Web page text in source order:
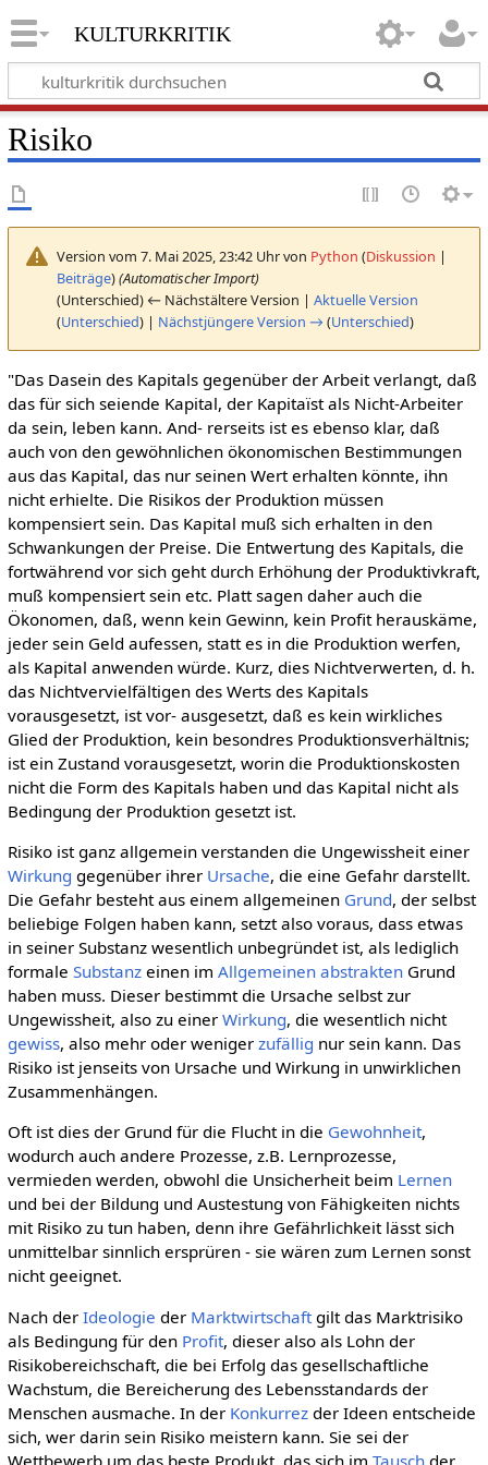
kulturkritik
Risiko
Version vom 7. Mai 2025, 23:42 Uhr von Python (Diskussion |
Beiträge)(Automatischer Import)
(Unterschied) ← Nächstältere Version | Aktuelle Version
(Unterschied) | Nächstjüngere Version → (Unterschied)
"Das Dasein des Kapitals gegenüber der Arbeit verlangt, daß
das für sich seiende Kapital, der Kapitaïst als Nicht-Arbeiter
da sein, leben kann. And- rerseits ist es ebenso klar, daß
auch von den gewöhnlichen ökonomischen Bestimmungen
aus das Kapital, das nur seinen Wert erhalten könnte, ihn
nicht erhielte. Die Risikos der Produktion müssen
kompensiert sein. Das Kapital muß sich erhalten in den
Schwankungen der Preise. Die Entwertung des Kapitals, die
fortwährend vor sich geht durch Erhöhung der Produktivkraft,
muß kompensiert sein etc. Platt sagen daher auch die
Ökonomen, daß, wenn kein Gewinn, kein Profit herauskäme,
jeder sein Geld aufessen, statt es in die Produktion werfen,
als Kapital anwenden würde. Kurz, dies Nichtverwerten, d. h.
das Nichtvervielfältigen des Werts des Kapitals
vorausgesetzt, ist vor- ausgesetzt, daß es kein wirkliches
Glied der Produktion, kein besondres Produktionsverhältnis;
ist ein Zustand vorausgesetzt, worin die Produktionskosten
nicht die Form des Kapitals haben und das Kapital nicht als
Bedingung der Produktion gesetzt ist.
Risiko ist ganz allgemein verstanden die Ungewissheit einer
Wirkung gegenüber ihrer Ursache, die eine Gefahr darstellt.
Die Gefahr besteht aus einem allgemeinen Grund, der selbst
beliebige Folgen haben kann, setzt also voraus, dass etwas
in seiner Substanz wesentlich unbegründet ist, als lediglich
formale Substanzeinen im Allgemeinen abstraktenGrund
haben muss. Dieser bestimmt die Ursache selbst zur
Ungewissheit, also zu einer Wirkung, die wesentlich nicht
gewiss, also mehr oder weniger zufällig nur sein kann. Das
Risiko ist jenseits von Ursache und Wirkung in unwirklichen
Zusammenhängen.
Oft ist dies der Grund für die Flucht in die Gewohnheit,
wodurch auch andere Prozesse, z.B. Lernprozesse,
vermieden werden, obwohl die Unsicherheit beim Lernen
und bei der Bildung und Austestung von Fähigkeiten nichts
mit Risiko zu tun haben, denn ihre Gefährlichkeit lässt sich
unmittelbar sinnlich ersprüren - sie wären zum Lernen sonst
nicht geeignet.
Nach der Ideologie der Marktwirtschaftgilt das Marktrisiko
als Bedingung für den Profit, dieser also als Lohn der
Risikobereichschaft, die bei Erfolg das gesellschaftliche
Wachstum, die Bereicherung des Lebensstandards der
Menschen ausmache. In der Konkurrezder Ideen entscheide
sich, wer darin sein Risiko meistern kann. Sie sei der
Wettbewerb um das beste Produkt, das sich im Tauschder